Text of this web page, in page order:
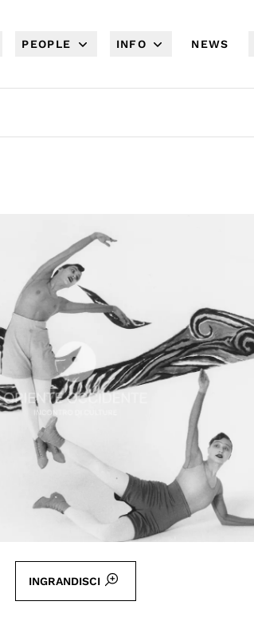
PEOPLE INFO NEWS
INGRANDISCI